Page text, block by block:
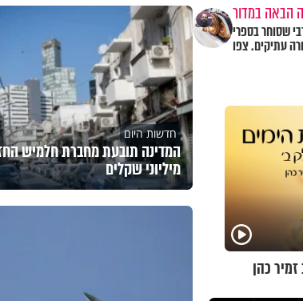
הבאה במדור
שסוחר בספרי
עתיקים. צפו
כהן
חדשות היום
מיליוני שקלים